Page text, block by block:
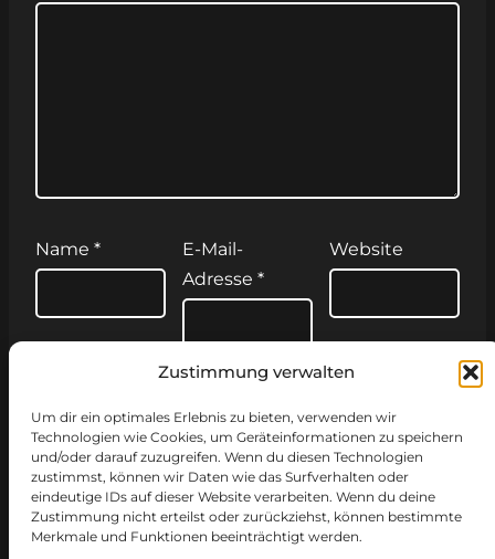
Zustimmung verwalten
Um dir ein optimales Erlebnis zu bieten, verwenden wir
Technologien wie Cookies, um Geräteinformationen zu speichern
und/oder darauf zuzugreifen. Wenn du diesen Technologien
zustimmst, können wir Daten wie das Surfverhalten oder
eindeutige IDs auf dieser Website verarbeiten. Wenn du deine
Zustimmung nicht erteilst oder zurückziehst, können bestimmte
Merkmale und Funktionen beeinträchtigt werden.
Name *
E-Mail-
Adresse *
Website
diesem Browser für meinen nächsten
Kommentar speichern.